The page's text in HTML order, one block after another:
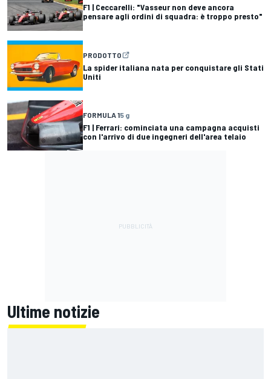
F1 | Ceccarelli: "Vasseur non deve ancora
pensare agli ordini di squadra: è troppo presto"
PRODOTTO
La spider italiana nata per conquistare gli Stati
Uniti
FORMULA 15 g
F1 | Ferrari: cominciata una campagna acquisti
con l'arrivo di due ingegneri dell'area telaio
Ultime notizie